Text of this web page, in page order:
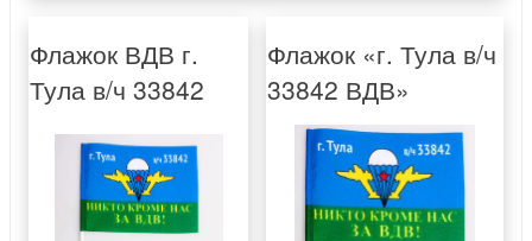
Флажок ВДВ г.
Тула в/ч 33842
Флажок «г. Тула в/ч
33842 ВДВ»